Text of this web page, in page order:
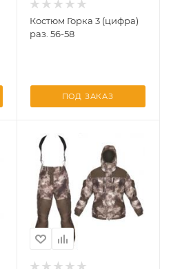
Костюм Горка 3 (цифра)
раз. 56-58
ПОД ЗАКАЗ